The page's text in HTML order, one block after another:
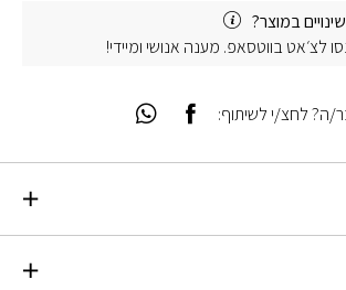
במוצר?
לצ׳אט בווטסאפ. מענה אנושי ומיידי!
ה? לחצ/י לשיתוף: